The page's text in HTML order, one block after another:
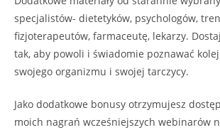
specjalistów- dietetyków, psychologów,
fizjoterapeutów, farmaceutę, lekarzy.
tak, aby powoli i świadomie poznawać
swojego organizmu i swojej tarczycy.
Jako dodatkowe bonusy otrzymujesz
moich nagrań wcześniejszych webinarów